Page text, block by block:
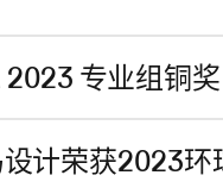
专业组铜奖
计荣获2023